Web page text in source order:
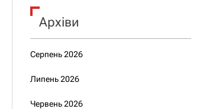
Архіви
Серпень 2026
Липень 2026
Червень 2026